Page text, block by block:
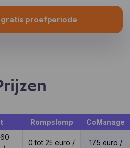
gratis proefperiode
Rompslomp CoManage
0 tot 25 euro /
17.5 euro /